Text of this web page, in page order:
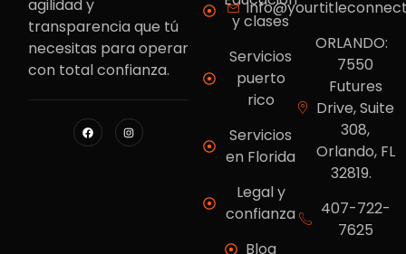
agilidad y
transparencia que tú
necesitas para operar
con total confianza.
y clases
Servicios
puerto
rico
Servicios
en Florida
Legal y
confianza
Blog
ORLANDO:
7550
Futures
Drive, Suite
308,
Orlando, FL
32819.
407-722-
7625